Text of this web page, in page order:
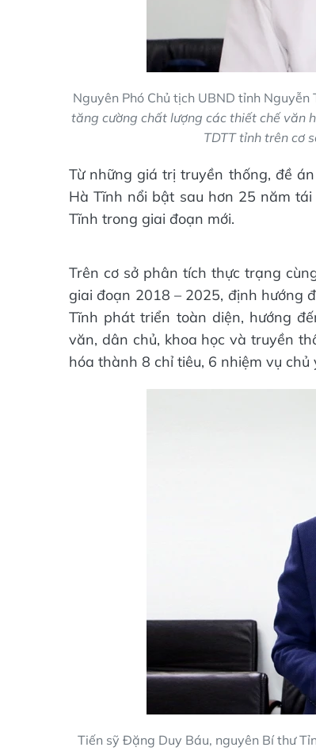
Nguyên Phó Chủ tịch UBND tỉnh Nguyễn
tăng cường chất lượng các thiết chế văn
TDTT tỉnh trên cơ
Từ những giá trị truyền thống, đề
Hà Tĩnh nổi bật sau hơn 25 năm
Tĩnh trong giai đoạn mới.
Trên cơ sở phân tích thực trạng
giai đoạn 2018 – 2025, định hướng
Tĩnh phát triển toàn diện, hướng
văn, dân chủ, khoa học và truyền
hóa thành 8 chỉ tiêu, 6 nhiệm vụ chủ
Tiến sỹ Đặng Duy Báu, nguyên Bí thư